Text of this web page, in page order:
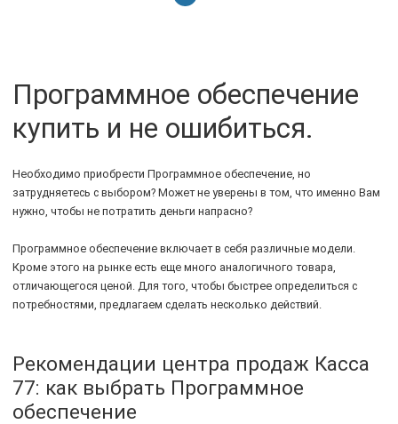
Программное обеспечение
купить и не ошибиться.
Необходимо приобрести Программное обеспечение, но
затрудняетесь с выбором? Может не уверены в том, что именно Вам
нужно, чтобы не потратить деньги напрасно?
Программное обеспечение включает в себя различные модели.
Кроме этого на рынке есть еще много аналогичного товара,
отличающегося ценой. Для того, чтобы быстрее определиться с
потребностями, предлагаем сделать несколько действий.
Рекомендации центра продаж Касса
77: как выбрать Программное
обеспечение